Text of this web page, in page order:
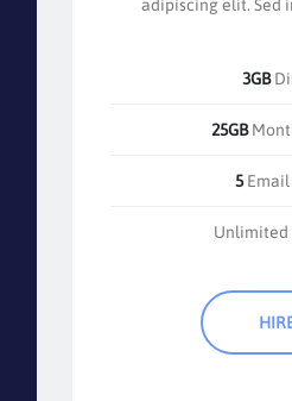
adipiscing elit. Sed
3GB
25GB
5Email
Unlimited